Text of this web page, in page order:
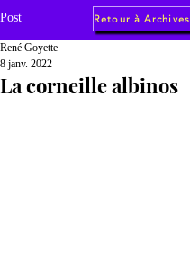
Post
La corneille albinos
René Goyette
8 janv. 2022
Retour à Archives